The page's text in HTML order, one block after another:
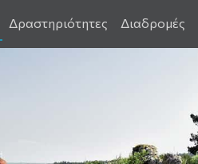
Δραστηριότητες Διαδρομές